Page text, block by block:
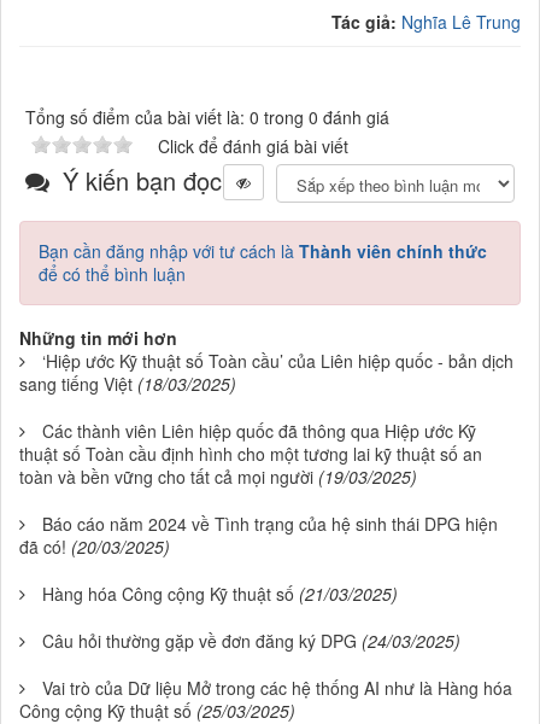
Tác giả: Nghĩa Lê Trung
Tổng số điểm của bài viết là: 0 trong 0 đánh giá
Click để đánh giá bài viết
Ý kiến bạn đọc
Bạn cần đăng nhập với tư cách là Thành viên chính thức
để có thể bình luận
Những tin mới hơn
‘Hiệp ước Kỹ thuật số Toàn cầu’ của Liên hiệp quốc - bản dịch
sang tiếng Việt (18/03/2025)
Các thành viên Liên hiệp quốc đã thông qua Hiệp ước Kỹ
thuật số Toàn cầu định hình cho một tương lai kỹ thuật số an
toàn và bền vững cho tất cả mọi người (19/03/2025)
Báo cáo năm 2024 về Tình trạng của hệ sinh thái DPG hiện
đã có! (20/03/2025)
Hàng hóa Công cộng Kỹ thuật số (21/03/2025)
Câu hỏi thường gặp về đơn đăng ký DPG (24/03/2025)
Vai trò của Dữ liệu Mở trong các hệ thống AI như là Hàng hóa
Công cộng Kỹ thuật số (25/03/2025)